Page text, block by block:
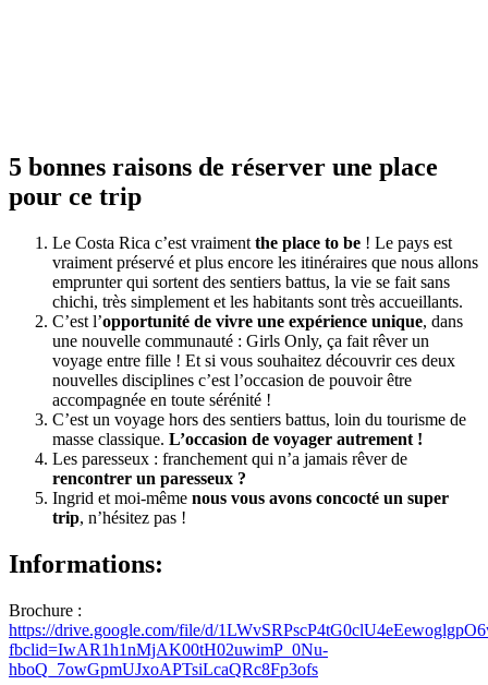
5 bonnes raisons de réserver une place
pour ce trip
Le Costa Rica c’est vraiment the place to be ! Le pays est
vraiment préservé et plus encore les itinéraires que nous allons
emprunter qui sortent des sentiers battus, la vie se fait sans
chichi, très simplement et les habitants sont très accueillants.
C’est l’opportunité de vivre une expérience unique, dans
une nouvelle communauté : Girls Only, ça fait rêver un
voyage entre fille ! Et si vous souhaitez découvrir ces deux
nouvelles disciplines c’est l’occasion de pouvoir être
accompagnée en toute sérénité !
C’est un voyage hors des sentiers battus, loin du tourisme de
masse classique. L’occasion de voyager autrement !
Les paresseux : franchement qui n’a jamais rêver de
rencontrer un paresseux ?
Ingrid et moi-même nous vous avons concocté un super
trip, n’hésitez pas !
Informations:
Brochure :
https://drive.google.com/file/d/
fbclid=IwAR1h1nMjAK00tH02uwimP_0Nu-
hboQ_7owGpmUJxoAPTsiLcaQRc8Fp3ofs